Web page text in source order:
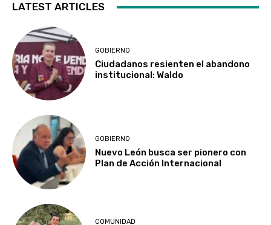
LATEST ARTICLES
GOBIERNO
Ciudadanos resienten el abandono
institucional: Waldo
GOBIERNO
Nuevo León busca ser pionero con
Plan de Acción Internacional
COMUNIDAD